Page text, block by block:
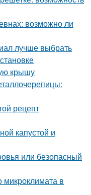
возможно ли
лучше выбрать
крышу
рецепт
капустой и
или безопасный
микроклимата в